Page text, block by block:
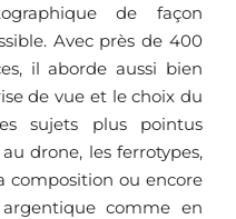
de façon
Avec près de 400
il aborde aussi bien
de vue et le choix du
sujets plus pointus
drone, les ferrotypes,
composition ou encore
comme en